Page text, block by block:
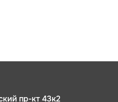
пр-кт 43к2